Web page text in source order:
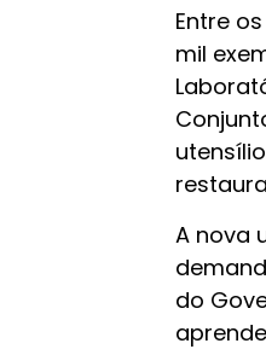
Entre
mil
A nova
do